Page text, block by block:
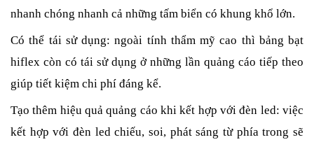
nhanh chóng nhanh cả những tấm biển có khung khổ lớn.
Có thể tái sử dụng: ngoài tính thẩm mỹ cao thì bảng bạt
hiflex còn có tái sử dụng ở những lần quảng cáo tiếp theo
giúp tiết kiệm chi phí đáng kể.
Tạo thêm hiệu quả quảng cáo khi kết hợp với đèn led: việc
kết hợp với đèn led chiếu, soi, phát sáng từ phía trong sẽ